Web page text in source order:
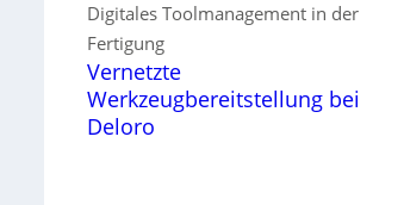
Digitales Toolmanagement in der
Fertigung
Vernetzte
Werkzeugbereitstellung bei
Deloro